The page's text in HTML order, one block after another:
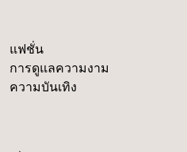
แฟชั่น
การดูแลความงาม
ความบันเทิง